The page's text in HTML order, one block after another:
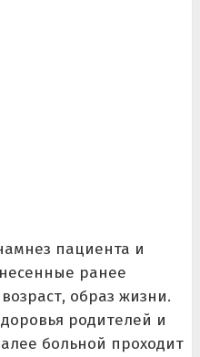
пациента и
ранее
образ жизни.
родителей и
больной проходит